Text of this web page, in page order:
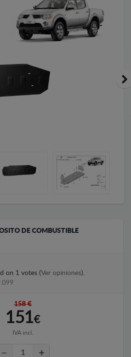
DE COMBUSTIBLE
on 1 votes (Ver opiniones).
158 €
151€
IVA incl.